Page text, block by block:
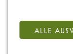
ALLE